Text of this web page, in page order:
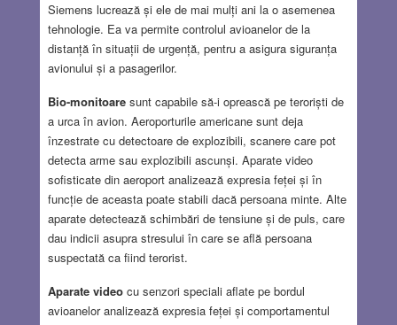
Siemens lucrează și ele de mai mulți ani la o asemenea
tehnologie. Ea va permite controlul avioanelor de la
distanță în situații de urgență, pentru a asigura siguranța
avionului și a pasagerilor.
Bio-monitoaresunt capabile să-i oprească pe teroriști de
a urca în avion. Aeroporturile americane sunt deja
înzestrate cu detectoare de explozibili, scanere care pot
detecta arme sau explozibili ascunși. Aparate video
sofisticate din aeroport analizează expresia feței și în
funcție de aceasta poate stabili dacă persoana minte. Alte
aparate detectează schimbări de tensiune și de puls, care
dau indicii asupra stresului în care se află persoana
suspectată ca fiind terorist.
Aparate videocu senzori speciali aflate pe bordul
avioanelor analizează expresia feței și comportamentul